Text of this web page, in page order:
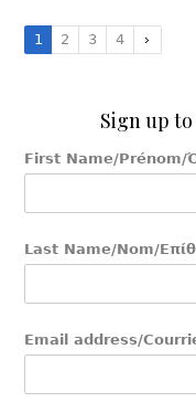
1 2 3 4
Sign up
First Name/Prénom/
Last Name/Nom/
Email address/